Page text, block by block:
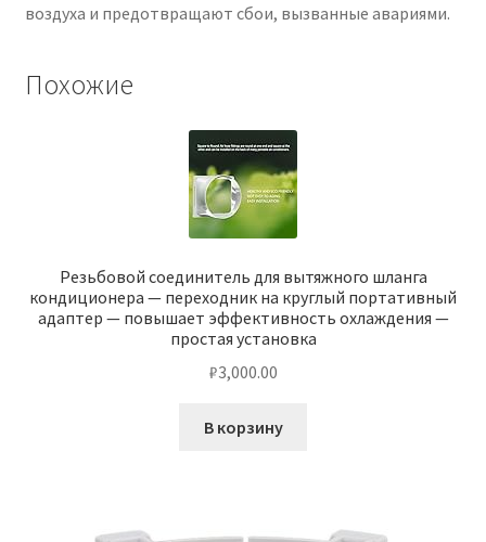
воздуха и предотвращают сбои, вызванные авариями.
Похожие
Резьбовой соединитель для вытяжного шланга
кондиционера — переходник на круглый портативный
адаптер — повышает эффективность охлаждения —
простая установка
₽3,000.00
В корзину